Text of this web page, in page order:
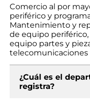
Comercio al por
periférico y
Mantenimiento y
de equipo
equipo partes y
telecomunicaciones
¿Cuál es el
registra?